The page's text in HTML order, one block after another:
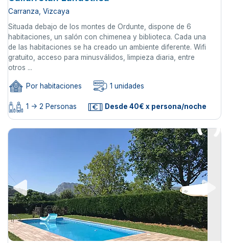
Carranza, Vizcaya
Situada debajo de los montes de Ordunte, dispone de 6
habitaciones, un salón con chimenea y biblioteca. Cada una
de las habitaciones se ha creado un ambiente diferente. Wifi
gratuito, acceso para minusválidos, limpieza diaria, entre
otros ...
Por habitaciones 1 unidades
1 -> 2 Personas Desde 40€ x persona/noche